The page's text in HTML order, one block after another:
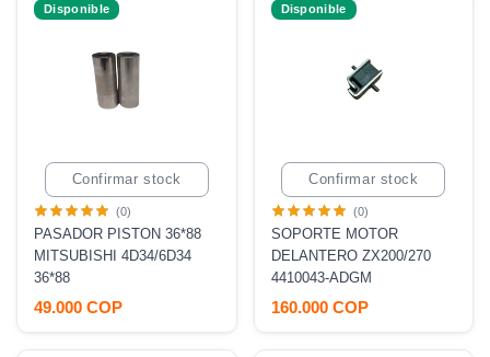
Confirmar stock
Disponible
(0)
PASADOR PISTON 36*88
MITSUBISHI 4D34/6D34
36*88
49.000 COP
Confirmar stock
Disponible
(0)
SOPORTE MOTOR
DELANTERO ZX200/270
4410043-ADGM
160.000 COP